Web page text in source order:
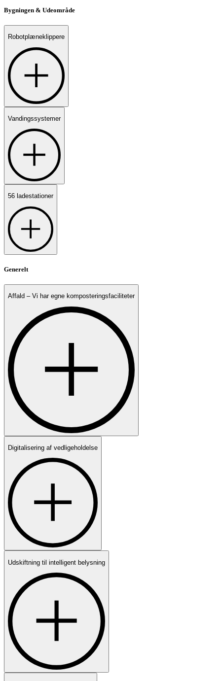
Bygningen & Udeområde
Robotplæneklippere
Vandingssystemer
56 ladestationer
Generelt
Affald – Vi har egne komposteringsfaciliteter
Digitalisering af vedligeholdelse
Udskiftning til intelligent belysning